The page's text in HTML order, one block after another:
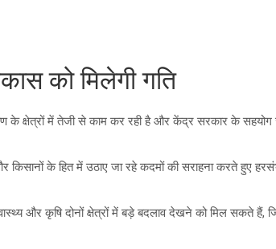
को मिलेगी गति
के क्षेत्रों में तेजी से काम कर रही है और केंद्र सरकार के सहयोग
किसानों के हित में उठाए जा रहे कदमों की सराहना करते हुए
और कृषि दोनों क्षेत्रों में बड़े बदलाव देखने को मिल सकते हैं,